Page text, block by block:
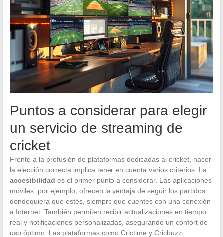
Puntos a considerar para elegir
un servicio de streaming de
cricket
Frente a la profusión de plataformas dedicadas al cricket, hacer
la elección correcta implica tener en cuenta varios criterios. La
accesibilidad es el primer punto a considerar. Las aplicaciones
móviles, por ejemplo, ofrecen la ventaja de seguir los partidos
dondequiera que estés, siempre que cuentes con una conexión
a Internet. También permiten recibir actualizaciones en tiempo
real y notificaciones personalizadas, asegurando un confort de
uso óptimo. Las plataformas como Crictime y Cricbuzz,